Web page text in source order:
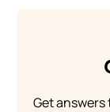
Get